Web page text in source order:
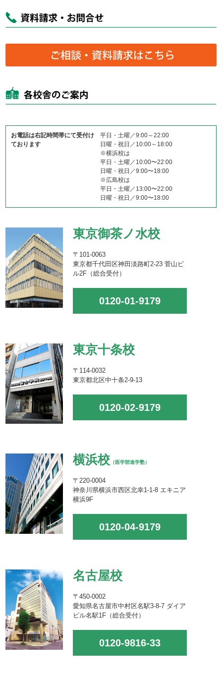
お電話は右記時間帯にて受付け
ております
平日・土曜／9:00～22:00
日曜・祝日／10:00～18:00
※横浜校は
平日・土曜／10:00〜22:00
日曜・祝日／9:00〜18:00
※広島校は
平日・土曜／13:00〜22:00
日曜・祝日／9:00〜18:00
東京御茶ノ水校
〒101-0063
東京都千代田区神田淡路町2-23 菅山ビ
ル2F（総合受付）
0120-01-9179
東京十条校
〒114-0032
東京都北区中十条2-9-13
0120-02-9179
横浜校 （医学部進学塾）
〒220-0004
神奈川県横浜市西区北幸1-1-8 エキニア
横浜9F
0120-04-9179
名古屋校
〒450-0002
愛知県名古屋市中村区名駅3-8-7 ダイア
ビル名駅1F（総合受付）
0120-9816-33